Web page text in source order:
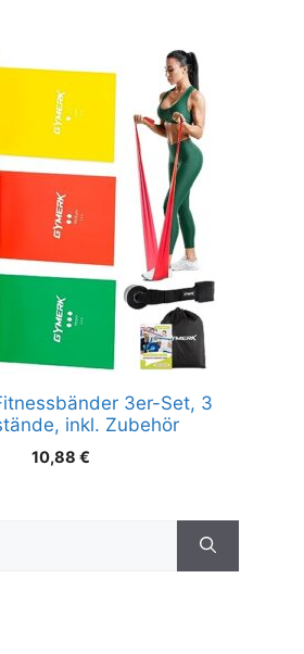
3er-Set, 3
inkl. Zubehör
10,88 €